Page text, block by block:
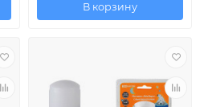
В корзину